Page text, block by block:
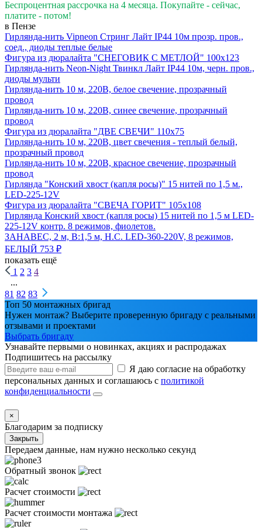
Беспроцентная рассрочка на 4 месяца. Покупайте - сейчас,
платите - потом!
в Пензе
Гирлянда-нить Vipneon Стринг Лайт IP44 10м прозр. пров.,
соед., диоды теплые белые
Фигура из дюралайта "СНЕГОВИК С МЕТЛОЙ" 100х123
Гирлянда-нить Neon-Night Твинкл Лайт IP44 10м, черн. пров.,
диоды мульти
Гирлянда-нить 10 м, 220В, белое свечение, прозрачный
провод
Гирлянда-нить 10 м, 220В, синее свечение, прозрачный
провод
Фигура из дюралайта "ДВЕ СВЕЧИ" 110х75
Гирлянда-нить 10 м, 220В, цвет свечения - теплый белый,
прозрачный провод
Гирлянда-нить 10 м, 220В, красное свечение, прозрачный
провод
Гирлянда "Конский хвост (капля росы)" 15 нитей по 1,5 м.,
LED-225-12V
Фигура из дюралайта "СВЕЧА ГОРИТ" 105х108
Гирлянда Конский хвост (капля росы) 15 нитей по 1,5 м LED-
225-12V контр. 8 режимов, фиолетов.
ЗАНАВЕС, 2 м, В:1,5 м, Н.С. LED-360-220V, 8 режимов,
БЕЛЫЙ 753 ₽
показать ещё
1 2 3 4
...
81 82 83
Топ 50 монтажных бригад
Нужен монтаж? Выберите проверенную бригаду с реальными
отзывами и проектами
Выбрать бригаду
Узнавайте первыми о новинках, акциях и распродажах
Подпишитесь на рассылку
Я даю согласие на обработку
персональных данных и соглашаюсь с политикой
конфиденциальности
×
Благодарим за подписку
Закрыть
Передаем данные, нам нужно несколько секунд
Обратный звонок
Расчет стоимости
Расчет стоимости монтажа